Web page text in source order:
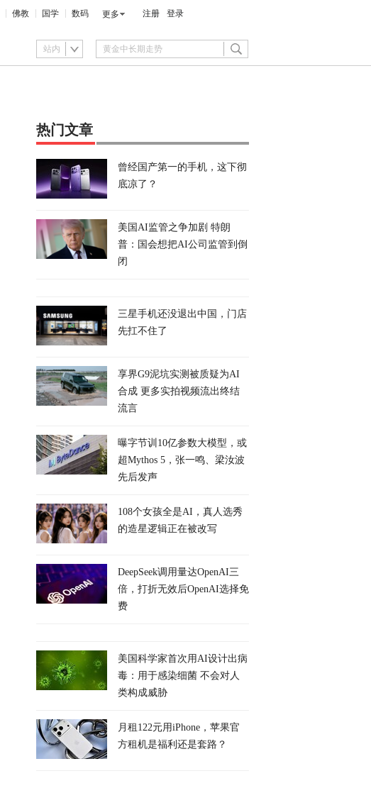
佛教 国学 数码 更多 注册 登录
站内
热门文章
曾经国产第一的手机，这下彻
底凉了？
美国AI监管之争加剧 特朗
普：国会想把AI公司监管到倒
闭
三星手机还没退出中国，门店
先扛不住了
享界G9泥坑实测被质疑为AI
合成 更多实拍视频流出终结
流言
曝字节训10亿参数大模型，或
超Mythos 5，张一鸣、梁汝波
先后发声
108个女孩全是AI，真人选秀
的造星逻辑正在被改写
DeepSeek调用量达OpenAI三
倍，打折无效后OpenAI选择免
费
美国科学家首次用AI设计出病
毒：用于感染细菌 不会对人
类构成威胁
月租122元用iPhone，苹果官
方租机是福利还是套路？